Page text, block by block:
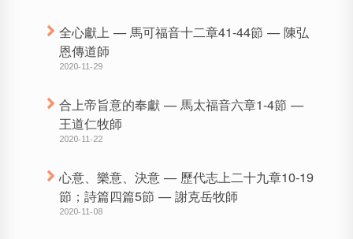
全心獻上 — 馬可福音十二章41-44節 — 陳弘
恩傳道師
2020-11-29
合上帝旨意的奉獻 — 馬太福音六章1-4節 —
王道仁牧師
2020-11-22
心意、樂意、決意 — 歷代志上二十九章10-19
節；詩篇四篇5節 — 謝克岳牧師
2020-11-08